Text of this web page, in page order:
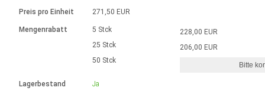
Einheitssystem
Hubmagnete
230 - 50 Hz | 110 - 60 Hz
Drehzahlregelung für die AIS-Serie
Bürstenlose Gleichstrommotoren
mit Planetengetriebe und internem
Ø 28-42| 1-1400 rpm | <= 290Ncm
Bürstenlose DC Motor Controller
Gleichstrommotoren mit
Schneckengetriebe und Bürsten
Ø43-124mm | 31-425rpm | ≤ 41Nm
Treiber für Gleichstrommotoren mit
Synchron-Asynchron | für 1-4 Elektrozylinder
Synchron-Asynchron | für 1-4 Elektrozylinder
Français (EUR)
Preis pro Einheit
Mengenrabatt
Lagerbestand
271,50 EUR
5 Stck
25 Stck
50 Stck
Ja
228,00 EUR
206,00 EUR
Bitte